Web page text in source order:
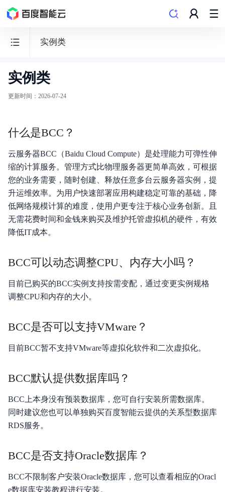
实例类
云
服
BCC
功能发布记录
产品描述
产品定价
快速入门
操作指南
视频专区
典型实践
API参考
Python3-SDK
云助手API参考
云助手SDK参考
实例类
更新时间 ： 2026-07-24
什么是BCC？
云服务器BCC（Baidu Cloud Compute）是处理能力可弹性伸
缩的计算服务。管理方式比物理服务器更简单高效，可根据
您的业务需要，随时创建、释放任意多台云服务器实例，提
升运维效率。为用户快速部署应用构建稳定可靠的基础，降
低网络规模计算的难度，使用户更专注于核心业务创新。且
无需花费时间和金钱来购买及维护托管虚拟机的硬件，有效
降低IT成本。
BCC可以动态调整CPU、内存大小吗？
目前已购买的BCC实例支持按需变配，通过变更实例规格
调整CPU和内存的大小。
BCC是否可以支持VMware？
目前BCC暂不支持VMware等虚拟化软件和二次虚拟化。
BCC默认提供数据库吗？
BCC上本身没有预装数据库，您可自行安装所需数据库。
同时建议您也可以单独购买百度智能云提供的关系型数据库
RDS服务。
BCC是否支持Oracle数据库？
BCC不限制客户安装Oracle数据库，您可以查看相应的Oracl
e数据库安装教程进行安装。